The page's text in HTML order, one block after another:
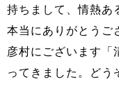
持ちまして、情熱あ
本当にありがとうご
彦村にございます「
ってきました。ど